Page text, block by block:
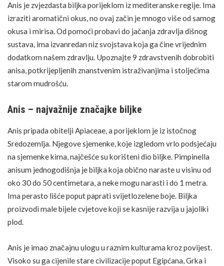
Anis je zvjezdasta biljka porijeklom iz mediteranske regije. Ima
izraziti aromatični okus, no ovaj začin je mnogo više od samog
okusa i mirisa. Od pomoći probavi do jačanja zdravlja dišnog
sustava, ima izvanredan niz svojstava koja ga čine vrijednim
dodatkom našem zdravlju. Upoznajte 9 zdravstvenih dobrobiti
anisa, potkrijepljenih znanstvenim istraživanjima i stoljećima
starom mudrošću.
Anis – najvažnije značajke biljke
Anis pripada obitelji Apiaceae, a porijeklom je iz istočnog
Sredozemlja. Njegovesjemenke, koje izgledom vrlo podsjećaju
na sjemenke kima, najčešće su korišteni dio biljke. Pimpinella
anisum jednogodišnja je biljka koja obično naraste u visinu od
oko 30 do 50 centimetara, a neke mogu narasti i do 1 metra.
Ima perasto lišće poput paprati svijetlozelene boje. Biljka
proizvodi male bijele cvjetove koji se kasnije razvija u jajoliki
plod.
Anis je imao značajnu ulogu u raznim kulturama kroz povijest.
Visoko su ga cijenile stare civilizacije poput Egipćana, Grka i